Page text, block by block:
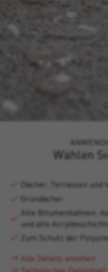
Wählen
Dächer, Terrassen und
Gründächer
Alte Bitumenbahnen,
und alte
Zum Schutz der
Alle Details ansehen